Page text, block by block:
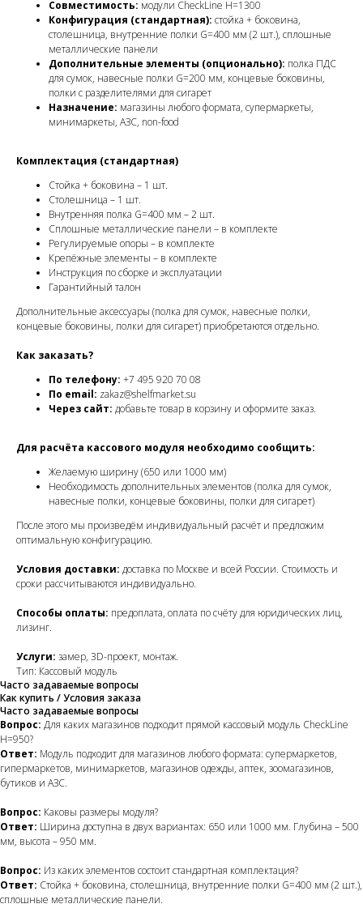
Совместимость: модули CheckLine H=1300
Конфигурация (стандартная): стойка + боковина,
столешница, внутренние полки G=400 мм (2 шт.), сплошные
металлические панели
Дополнительные элементы (опционально): полка ПДС
для сумок, навесные полки G=200 мм, концевые боковины,
полки с разделителями для сигарет
Назначение: магазины любого формата, супермаркеты,
минимаркеты, АЗС, non-food
Комплектация (стандартная)
Стойка + боковина – 1 шт.
Столешница – 1 шт.
Внутренняя полка G=400 мм – 2 шт.
Сплошные металлические панели – в комплекте
Регулируемые опоры – в комплекте
Крепёжные элементы – в комплекте
Инструкция по сборке и эксплуатации
Гарантийный талон
Дополнительные аксессуары (полка для сумок, навесные полки,
концевые боковины, полки для сигарет) приобретаются отдельно.
Как заказать?
По телефону: +7 495 920 70 08
По email: zakaz@shelfmarket.su
Через сайт: добавьте товар в корзину и оформите заказ.
Для расчёта кассового модуля необходимо сообщить:
Желаемую ширину (650 или 1000 мм)
Необходимость дополнительных элементов (полка для сумок,
навесные полки, концевые боковины, полки для сигарет)
После этого мы произведём индивидуальный расчёт и предложим
оптимальную конфигурацию.
Условия доставки: доставка по Москве и всей России. Стоимость и
сроки рассчитываются индивидуально.
Способы оплаты: предоплата, оплата по счёту для юридических лиц,
лизинг.
Услуги: замер, 3D-проект, монтаж.
Тип: Кассовый модуль
Часто задаваемые вопросы
Как купить / Условия заказа
Часто задаваемые вопросы
Вопрос: Для каких магазинов подходит прямой кассовый модуль CheckLine
H=950?
Ответ: Модуль подходит для магазинов любого формата: супермаркетов,
гипермаркетов, минимаркетов, магазинов одежды, аптек, зоомагазинов,
бутиков и АЗС.
Вопрос: Каковы размеры модуля?
Ответ: Ширина доступна в двух вариантах: 650 или 1000 мм. Глубина – 500
мм, высота – 950 мм.
Вопрос: Из каких элементов состоит стандартная комплектация?
Ответ: Стойка + боковина, столешница, внутренние полки G=400 мм (2 шт.),
сплошные металлические панели.